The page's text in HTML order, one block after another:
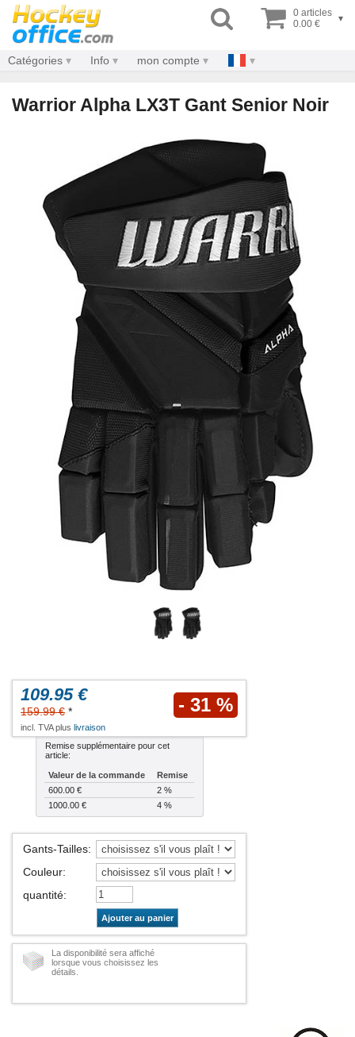
0 articles
0.00 €
▾
Catégories Info mon compte
Warrior Alpha LX3T Gant Senior Noir
109.95 €
159.99 € * - 31 %
incl. TVA plus livraison
Remise supplémentaire pour cet
article:
Valeur de la commande
Remise
600.00 €
2 %
1000.00 €
4 %
Gants-Tailles:
Couleur:
quantité:
Ajouter au panier
La disponibilité sera affiché
lorsque vous choisissez les
détails.